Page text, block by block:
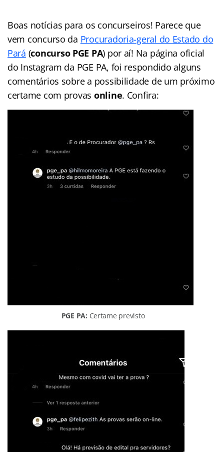
Boas notícias para os concurseiros! Parece que
vem concurso da Procuradoria-geral do Estado do
Pará (concurso PGE PA) por aí! Na página oficial
do Instagram da PGE PA, foi respondido alguns
comentários sobre a possibilidade de um próximo
certame com provas online. Confira:
PGE PA: Certame previsto